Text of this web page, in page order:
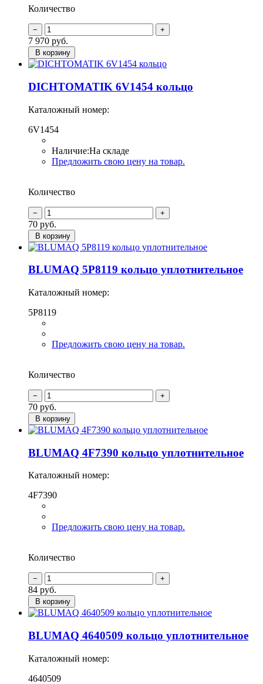
Количество
7 970 руб.
В корзину
DICHTOMATIK 6V1454 кольцо
Каталожный номер:
6V1454
Наличие:На складе
Предложить свою цену на товар.
Количество
70 руб.
В корзину
BLUMAQ 5P8119 кольцо уплотнительное
Каталожный номер:
5P8119
Предложить свою цену на товар.
Количество
70 руб.
В корзину
BLUMAQ 4F7390 кольцо уплотнительное
Каталожный номер:
4F7390
Предложить свою цену на товар.
Количество
84 руб.
В корзину
BLUMAQ 4640509 кольцо уплотнительное
Каталожный номер:
4640509